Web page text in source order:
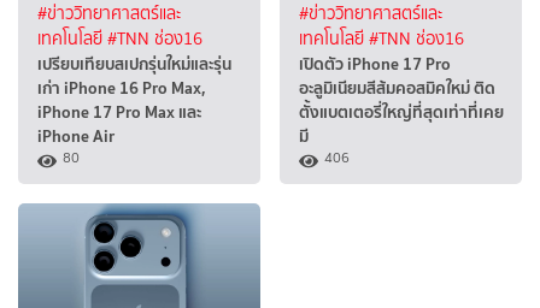
#ข่าววิทยาศาสตร์และ
เทคโนโลยี#TNN ช่อง16
เปรียบเทียบสเปกรุ่นใหม่และรุ่น
เก่า iPhone 16 Pro Max,
iPhone 17 Pro Max และ
iPhone Air
80
#ข่าววิทยาศาสตร์และ
เทคโนโลยี#TNN ช่อง16
เปิดตัว iPhone 17 Pro
อะลูมิเนียมสีส้มคอสมิคใหม่ ติด
ตั้งแบตเตอรี่ใหญ่ที่สุดเท่าที่เคย
มี
406